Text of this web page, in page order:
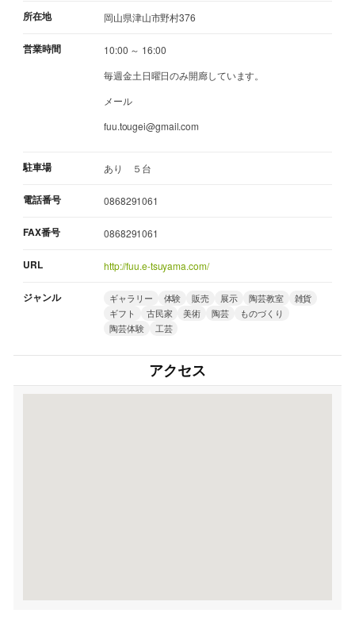
所在地 岡山県津山市野村376
営業時間
10:00 ～ 16:00
毎週金土日曜日のみ開廊しています。
メール
fuu.tougei@gmail.com
駐車場 あり ５台
電話番号 0868291061
FAX番号 0868291061
URL http://fuu.e-tsuyama.com/
ジャンル ギャラリー 体験 販売 展示 陶芸教室
雑貨
ギフト
古民家 美術 陶芸
ものづくり
陶芸体験
工芸
アクセス